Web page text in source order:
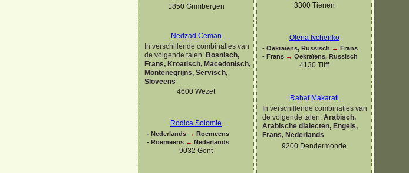
1850 Grimbergen
Nedzad Ceman
In verschillende combinaties van
de volgende talen: Bosnisch,
Frans, Kroatisch, Macedonisch,
Montenegrijns, Servisch,
Sloveens
4600 Wezet
Rodica Solomie
- Nederlands → Roemeens
- Roemeens → Nederlands
9032 Gent
3300 Tienen
Olena Ivchenko
- Oekraïens, Russisch → Frans
- Frans → Oekraïens, Russisch
4130 Tilff
Rahaf Makarati
In verschillende combinaties van
de volgende talen: Arabisch,
Arabische dialecten, Engels,
Frans, Nederlands
9200 Dendermonde